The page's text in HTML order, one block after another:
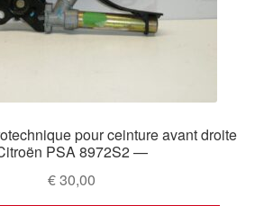
pour ceinture avant droite
PSA 8972S2 —
€30,00